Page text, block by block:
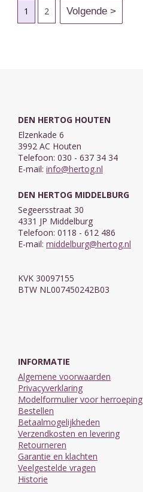
1 2
DEN HERTOG HOUTEN
Elzenkade 6
3992 AC Houten
Telefoon: 030 - 637 34 34
E-mail: info@hertog.nl
DEN HERTOG MIDDELBURG
Segeersstraat 30
4331 JP Middelburg
Telefoon: 0118 - 612 486
E-mail: middelburg@hertog.nl
KVK 30097155
BTW NL007450242B03
INFORMATIE
Algemene voorwaarden
Privacyverklaring
Modelformulier voor herroeping
Bestellen
Betaalmogelijkheden
Verzendkosten en levering
Retourneren
Garantie en klachten
Veelgestelde vragen
Historie